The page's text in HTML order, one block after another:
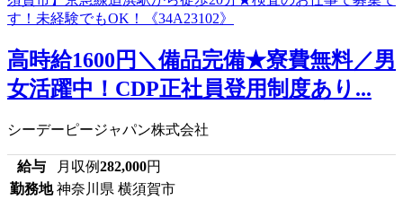
高時給1600円＼備品完備★寮費無料／男
女活躍中！CDP正社員登用制度あり...
シーデーピージャパン株式会社
給与 月収例282,000円
勤務地 神奈川県 横須賀市